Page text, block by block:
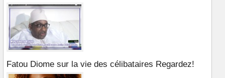
Fatou Diome sur la vie des célibataires Regardez!